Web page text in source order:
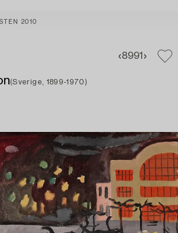
2010
8991
(Sverige, 1899-1970)